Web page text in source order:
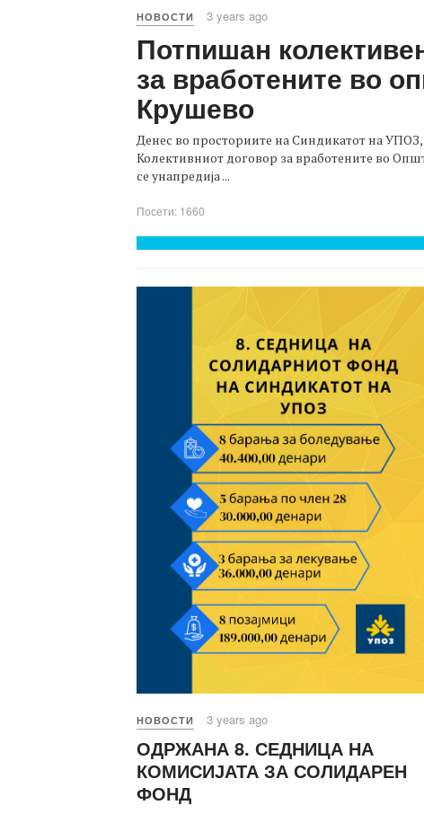
НОВОСТИ 3 years ago
Потпишан
за вработените во
Крушево
Денес во просториите на Синдикатот на
Колективниот договор за вработените во
се унапредија ...
Посети: 1660
НОВОСТИ 3 years ago
ОДРЖАНА 8. СЕДНИЦА НА
КОМИСИЈАТА ЗА СОЛИДАРЕН
ФОНД